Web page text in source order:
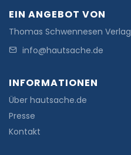
EIN ANGEBOT VON
Thomas Schwennesen
info@hautsache.de
INFORMATIONEN
Über hautsache.de
Presse
Kontakt